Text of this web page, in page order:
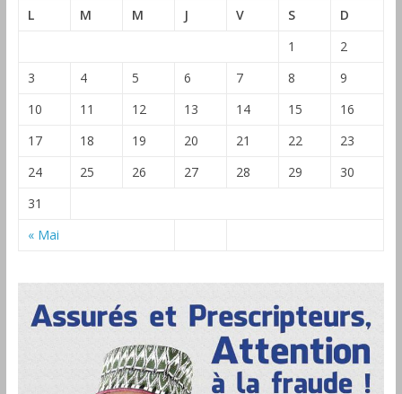
L
M M J V S D
« Mai
1
2
3
4 5 6 7 8
9
10
11 12 13 14 15
16
17
18 19 20 21 22
23
24
25 26 27 28 29
30
31